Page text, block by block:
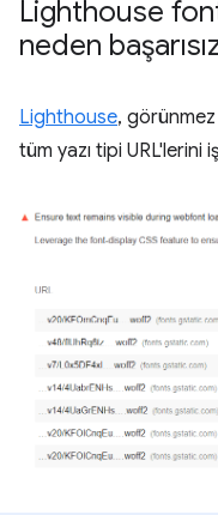
Lighthouse
neden
Lighthouse,
tüm yazı tipi URL'lerini